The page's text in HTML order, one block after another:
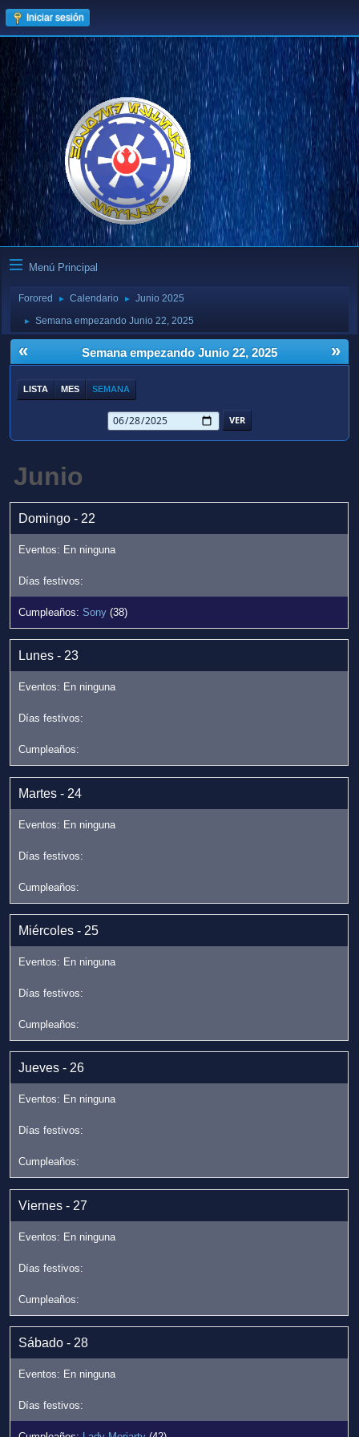
Iniciar sesión
Menú Principal
Forored ► Calendario ► Junio 2025
► Semana empezando Junio 22, 2025
« »
Semana empezando Junio 22, 2025
LISTA MES SEMANA
Junio
Domingo - 22
Sony (38)
Lunes - 23
Martes - 24
Miércoles - 25
Jueves - 26
Viernes - 27
Sábado - 28